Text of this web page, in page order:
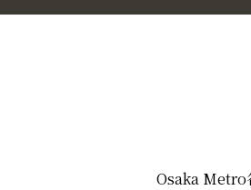
Osaka Metro